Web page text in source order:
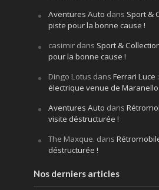
Aventures Auto dans Sport &
piste pour la bonne cause !
casimirdans Sport &
pour la bonne cause !
Dingo Lotus dans Ferrari Luce
électrique venue de Maranello
Aventures Auto dans
visite déstructurée !
The Maxque. dans
déstructurée !
Nos derniers articles